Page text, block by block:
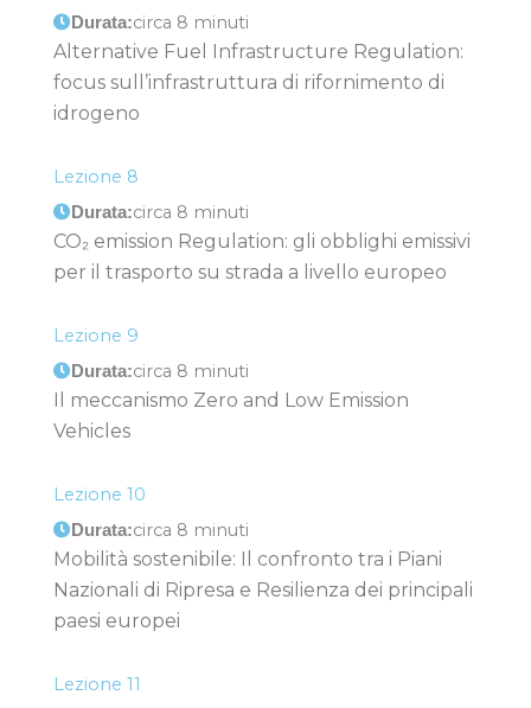
Durata:circa 8 minuti
Alternative Fuel Infrastructure Regulation:
focus sull’infrastruttura di rifornimento di
idrogeno
Lezione 8
Durata:circa 8 minuti
CO₂ emission Regulation: gli obblighi emissivi
per il trasporto su strada a livello europeo
Lezione 9
Durata:circa 8 minuti
Il meccanismo Zero and Low Emission
Vehicles
Lezione 10
Durata:circa 8 minuti
Mobilità sostenibile: Il confronto tra i Piani
Nazionali di Ripresa e Resilienza dei principali
paesi europei
Lezione 11